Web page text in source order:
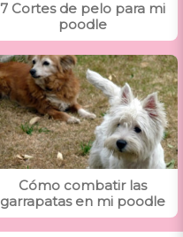
7 Cortes de pelo para mi
poodle
Cómo combatir las
garrapatas en mi poodle